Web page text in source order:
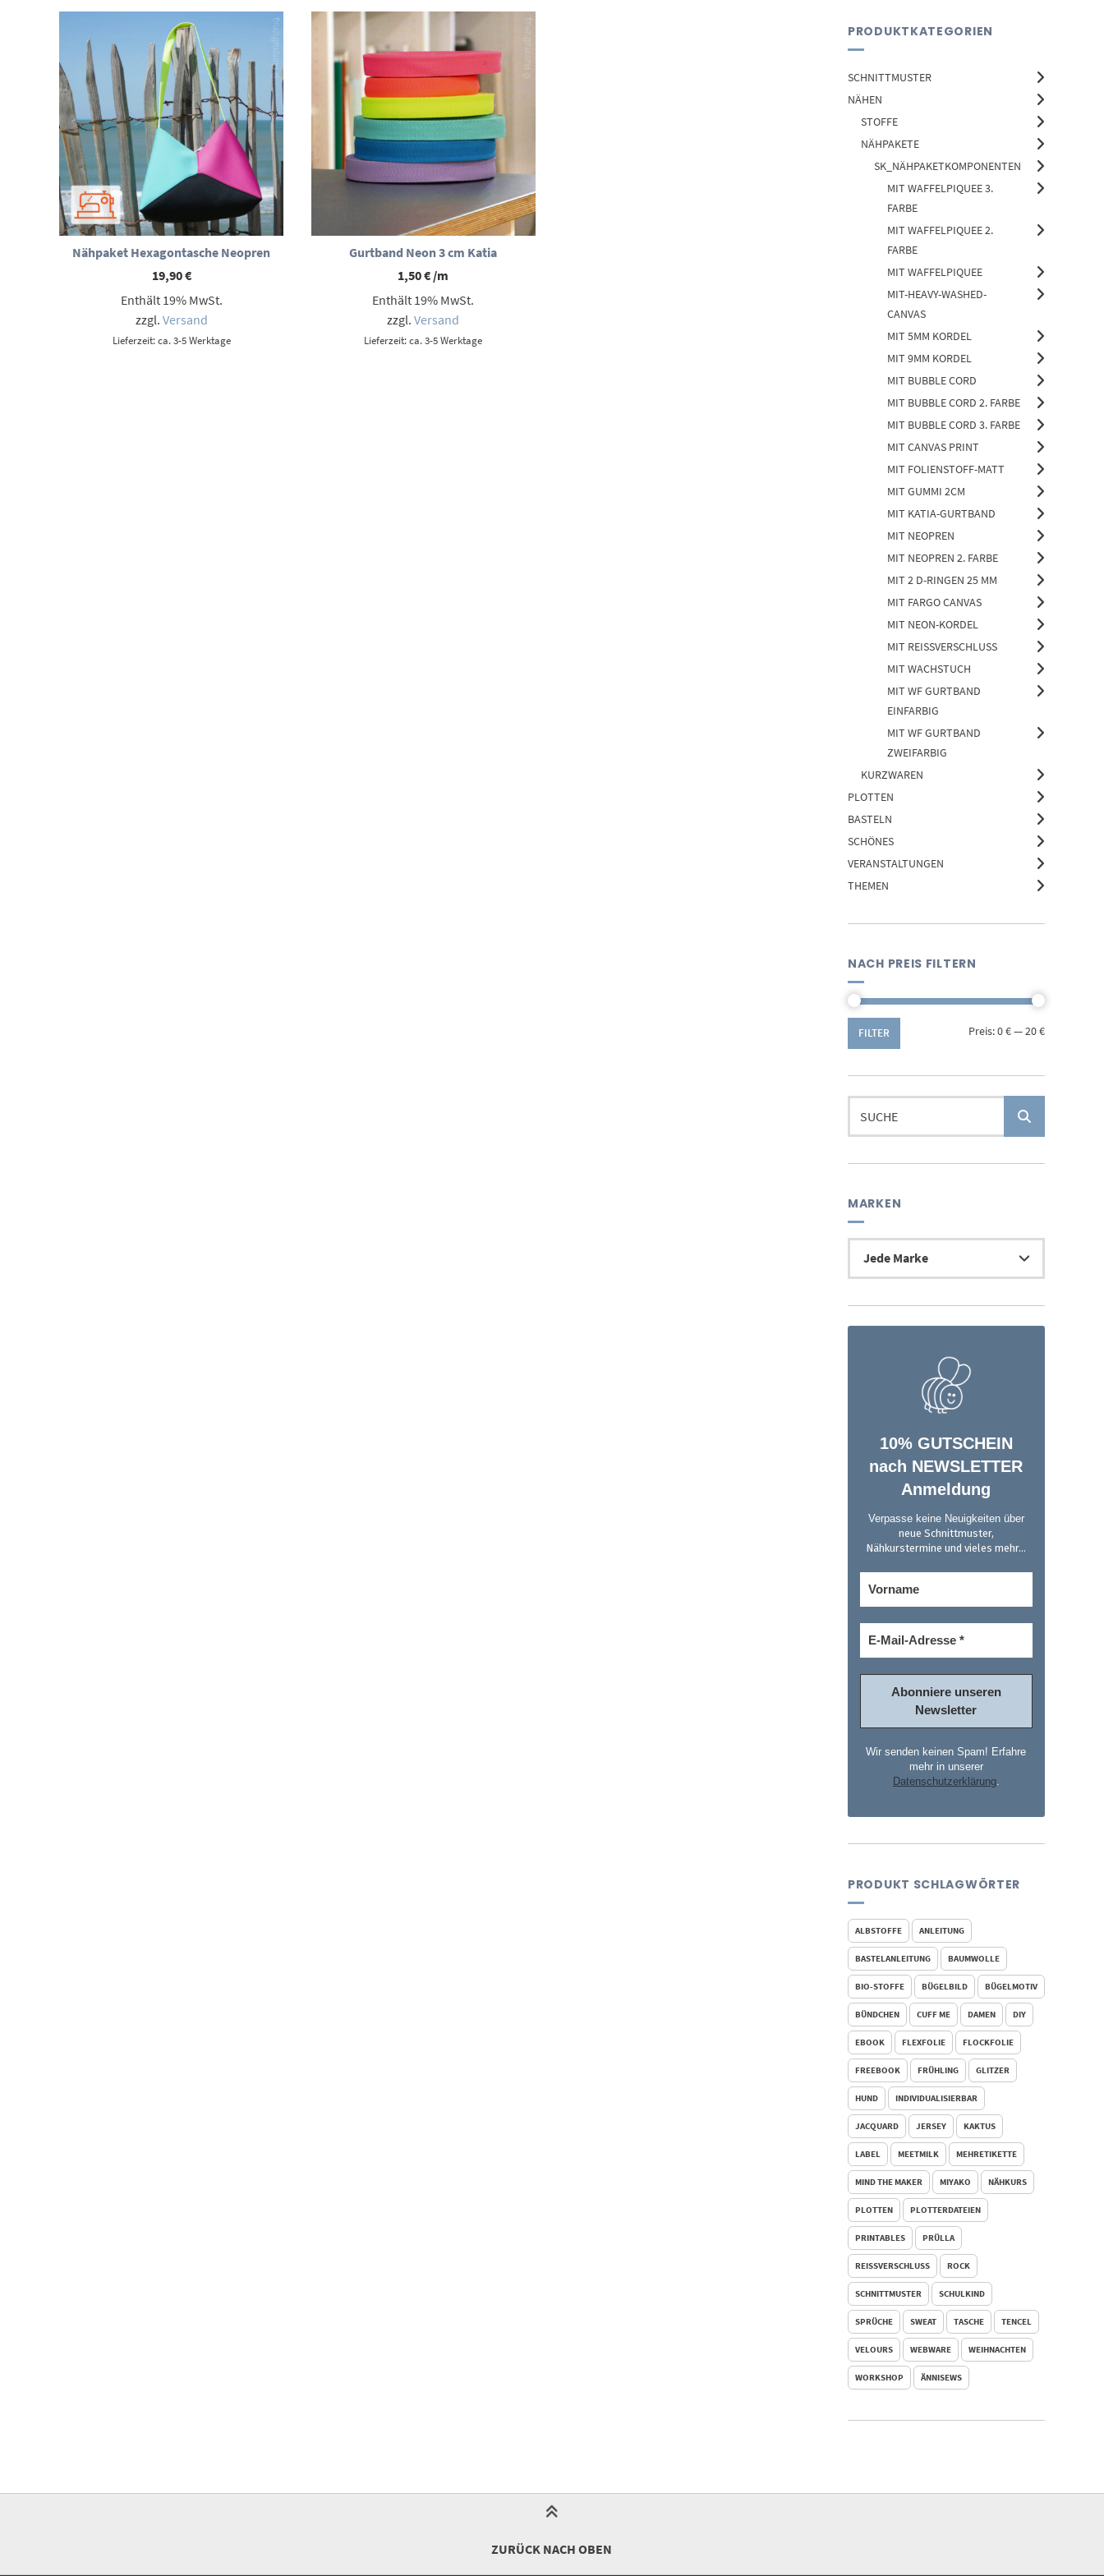
Nähpaket Hexagontasche Neopren
19,90€
Enthält 19% MwSt.
zzgl. Versand
Lieferzeit: ca. 3-5 Werktage
Gurtband Neon 3 cm Katia
1,50€ /m
Enthält 19% MwSt.
zzgl.Versand
Lieferzeit: ca. 3-5 Werktage
PRODUKTKATEGORIEN
SCHNITTMUSTER
NÄHEN
STOFFE
NÄHPAKETE
SK_NÄHPAKETKOMPONENTEN
MIT WAFFELPIQUEE 3.
FARBE
MIT WAFFELPIQUEE 2.
FARBE
MIT WAFFELPIQUEE
MIT-HEAVY-WASHED-
CANVAS
MIT 5MM KORDEL
MIT 9MM KORDEL
MIT BUBBLE CORD
MIT BUBBLE CORD 2. FARBE
MIT BUBBLE CORD 3. FARBE
MIT CANVAS PRINT
MIT FOLIENSTOFF-MATT
MIT GUMMI 2CM
MIT KATIA-GURTBAND
MIT NEOPREN
MIT NEOPREN 2. FARBE
MIT 2 D-RINGEN 25 MM
MIT FARGO CANVAS
MIT NEON-KORDEL
MIT REISSVERSCHLUSS
MIT WACHSTUCH
MIT WF GURTBAND
EINFARBIG
MIT WF GURTBAND
ZWEIFARBIG
KURZWAREN
PLOTTEN
BASTELN
SCHÖNES
VERANSTALTUNGEN
THEMEN
NACH PREIS FILTERN
Min.
Max.
FILTER Preis:0 €—20 €
nach:
MARKEN
10% GUTSCHEIN
nach NEWSLETTER
Anmeldung
Verpasse keine Neuigkeiten über
neue Schnittmuster,
Nähkurstermine und vieles mehr...
Wir senden keinen Spam! Erfahre
mehr in unserer
Datenschutzerklärung.
PRODUKT SCHLAGWÖRTER
ALBSTOFFE ANLEITUNG
BASTELANLEITUNG BAUMWOLLE
BIO-STOFFE BÜGELBILD BÜGELMOTIV
BÜNDCHEN CUFF ME DAMEN DIY
EBOOK FLEXFOLIE FLOCKFOLIE
FREEBOOK FRÜHLING GLITZER
HUND INDIVIDUALISIERBAR
JACQUARD JERSEY KAKTUS
LABEL MEETMILK MEHRETIKETTE
MIND THE MAKER MIYAKO NÄHKURS
PLOTTEN PLOTTERDATEIEN
PRINTABLES PRÜLLA
REISSVERSCHLUSS ROCK
SCHNITTMUSTER SCHULKIND
SPRÜCHE SWEAT TASCHE TENCEL
VELOURS WEBWARE WEIHNACHTEN
WORKSHOP ÄNNISEWS
ZURÜCK NACH OBEN